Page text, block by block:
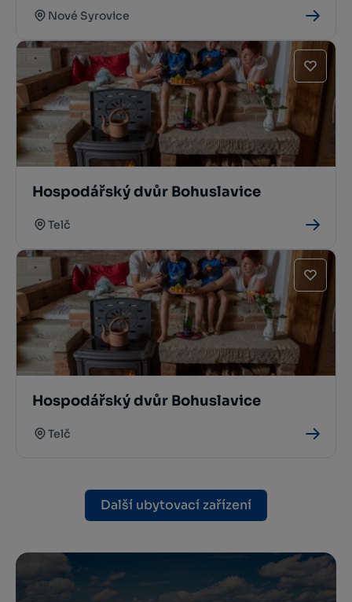
Nové Syrovice
Hospodářský dvůr Bohuslavice
Telč
Hospodářský dvůr Bohuslavice
Telč
Další ubytovací zařízení